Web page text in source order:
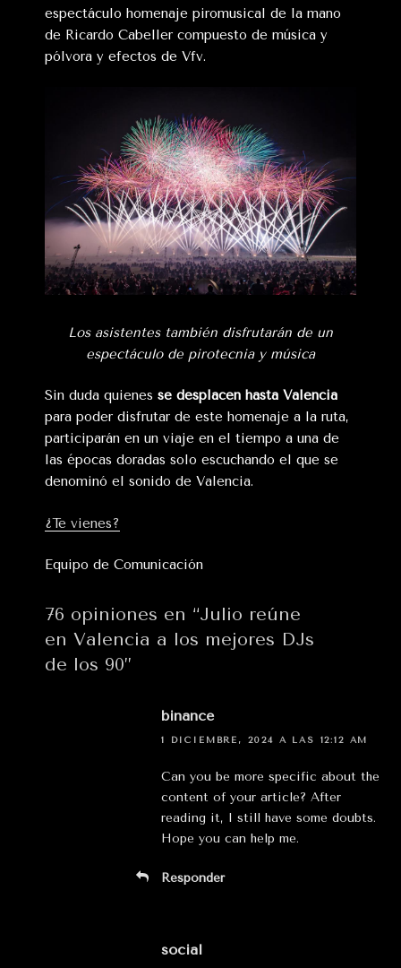
espectáculo homenaje piromusical de la mano
de Ricardo Cabeller compuesto de música y
pólvora y efectos de Vfv.
Los asistentes también disfrutarán de un
espectáculo de pirotecnia y música
Sin duda quienes se desplacen hasta Valencia
para poder disfrutar de este homenaje a la ruta,
participarán en un viaje en el tiempo a una de
las épocas doradas solo escuchando el que se
denominó el sonido de Valencia.
¿Te vienes?
Equipo de Comunicación
76 opiniones en “Julio reúne
en Valencia a los mejores DJs
de los 90”
binance
1 DICIEMBRE, 2024 A LAS 12:12 AM
Can you be more specific about the
content of your article? After
reading it, I still have some doubts.
Hope you can help me.
Responder
social